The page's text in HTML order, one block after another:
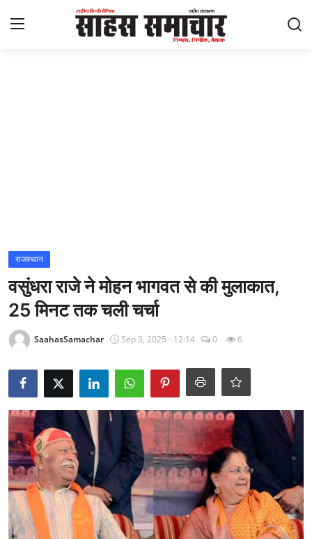
राज्य
अंतराष्ट्रीय
Epaper
लाइफस्टाइल
टेक
राजस्थान
वसुंधरा राजे ने मोहन भागवत से की मुलाकात,
25 मिनट तक चली चर्चा
SaahasSamachar Sep 3, 2025 - 12:14 0 6